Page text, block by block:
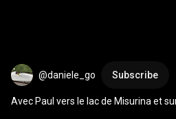
@daniele_go Subscribe
Avec Paul vers le lac de Misurina et